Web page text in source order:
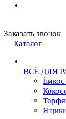
Заказать звонок
Каталог
ВСЁ ДЛЯ